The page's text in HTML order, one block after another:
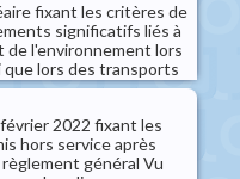
fixant les critères de
significatifs liés à
de l'environnement lors
lors des transports
2022 fixant les
hors service après
général Vu